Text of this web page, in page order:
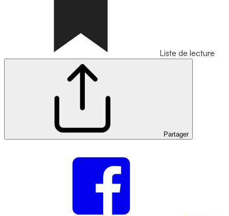
Liste de lecture
Partager